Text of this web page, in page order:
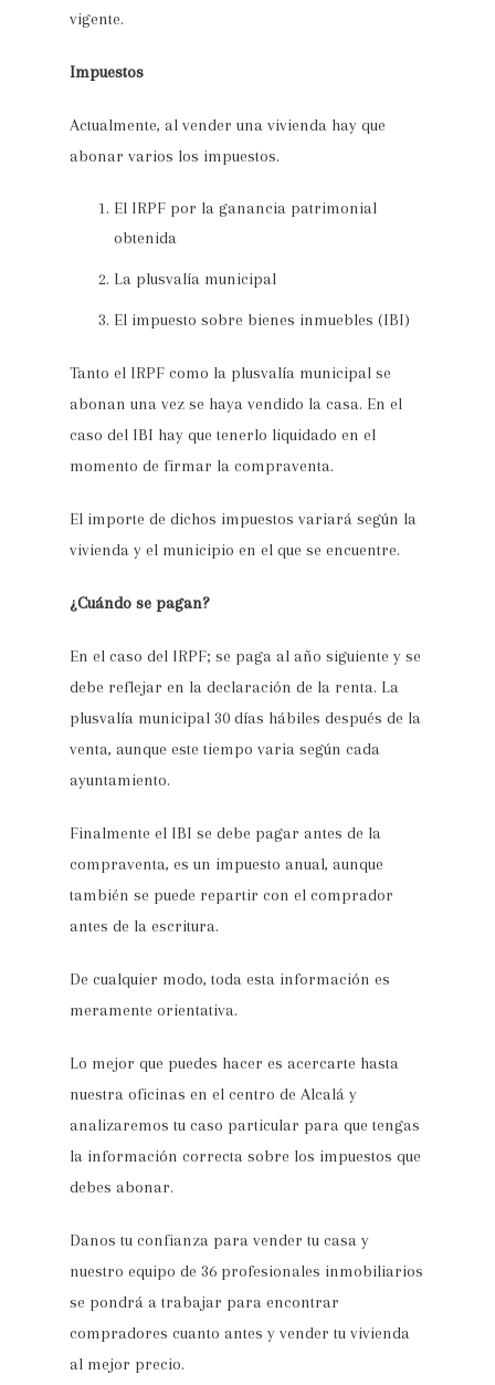
vigente.
Impuestos
Actualmente, al vender una vivienda hay que
abonar varios los impuestos.
El IRPF por la ganancia patrimonial
obtenida
La plusvalía municipal
El impuesto sobre bienes inmuebles (IBI)
Tanto el IRPF como la plusvalía municipal se
abonan una vez se haya vendido la casa. En el
caso del IBI hay que tenerlo liquidado en el
momento de firmar la compraventa.
El importe de dichos impuestos variará según la
vivienda y el municipio en el que se encuentre.
¿Cuándo se pagan?
En el caso del IRPF; se paga al año siguiente y se
debe reflejar en la declaración de la renta. La
plusvalía municipal 30 días hábiles después de la
venta, aunque este tiempo varia según cada
ayuntamiento.
Finalmente el IBI se debe pagar antes de la
compraventa, es un impuesto anual, aunque
también se puede repartir con el comprador
antes de la escritura.
De cualquier modo, toda esta información es
meramente orientativa.
Lo mejor que puedes hacer es acercarte hasta
nuestra oficinas en el centro de Alcalá y
analizaremos tu caso particular para que tengas
la información correcta sobre los impuestos que
debes abonar.
Danos tu confianza para vender tu casa y
nuestro equipo de 36 profesionales inmobiliarios
se pondrá a trabajar para encontrar
compradores cuanto antes y vender tu vivienda
al mejor precio.